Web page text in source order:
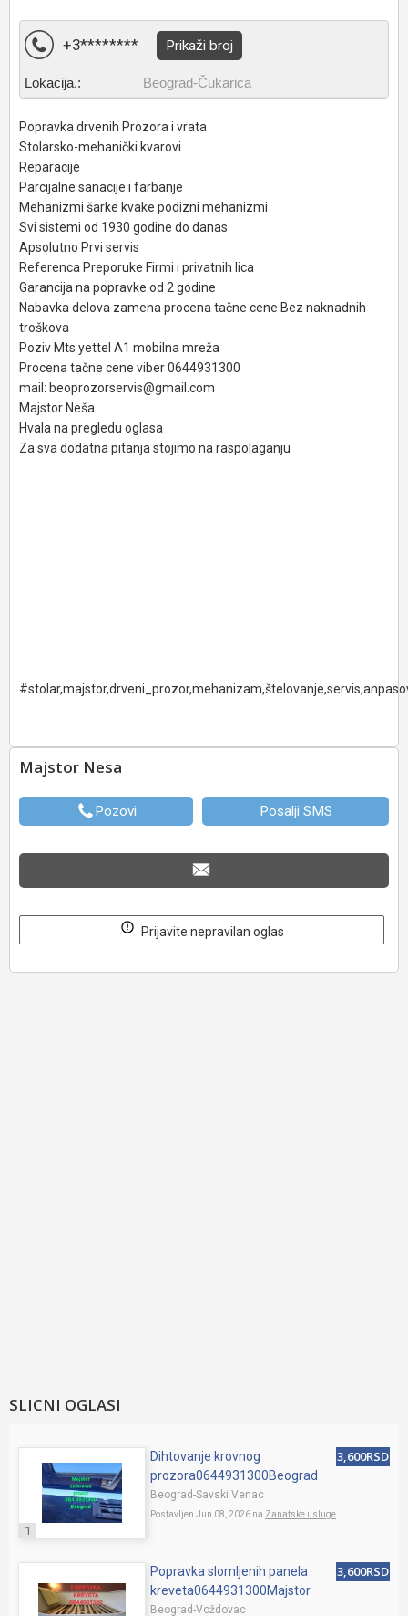
+3******** Prikaži broj
Lokacija.: Beograd-Čukarica
Popravka drvenih Prozora i vrata
Stolarsko-mehanički kvarovi
Reparacije
Parcijalne sanacije i farbanje
Mehanizmi šarke kvake podizni mehanizmi
Svi sistemi od 1930 godine do danas
Apsolutno Prvi servis
Referenca Preporuke Firmi i privatnih lica
Garancija na popravke od 2 godine
Nabavka delova zamena procena tačne cene Bez naknadnih
troškova
Poziv Mts yettel A1 mobilna mreža
Procena tačne cene viber 0644931300
mail: beoprozorservis@gmail.com
Majstor Neša
Hvala na pregledu oglasa
Za sva dodatna pitanja stojimo na raspolaganju
Majstor Nesa
Pozovi Posalji SMS
Prijavite nepravilan oglas
SLICNI OGLASI
1
Dihtovanje krovnog
prozora0644931300Beograd
Beograd-Savski Venac
Postavljen Jun 08, 2026 na Zanatske usluge
3,600RSD
Popravka slomljenih panela
kreveta0644931300Majstor
Beograd-Voždovac
3,600RSD